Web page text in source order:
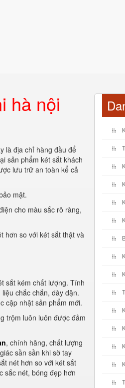
hà nội
là địa chỉ hàng đầu để
sản phẩm két sắt khách
lưu trữ an toàn kể cả
mật.
cho màu sắc rõ ràng,
hơn so với két sắt thật và
sắt kém chất lượng. Tính
chắc chắn, dày dặn.
cập nhật sản phẩm mới.
trộm luôn luôn được đảm
, chính hãng, chất lượng
sần sần khi sờ tay
nét hơn so với két sắt
sắc nét, bóng đẹp hơn